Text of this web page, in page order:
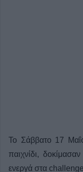
Το Σάββατο 17
παιχνίδι,
ενεργά στα